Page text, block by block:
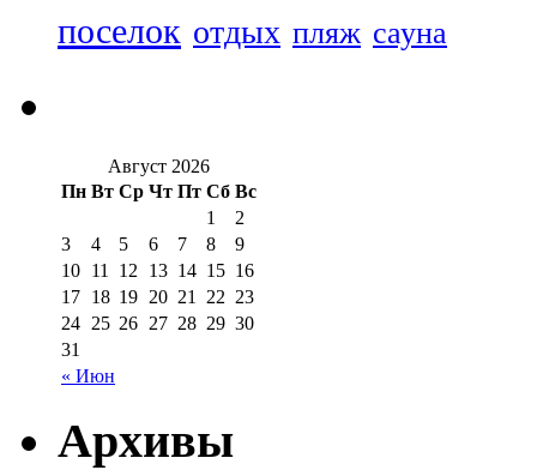
поселок отдых пляж сауна
Август 2026
Пн Вт Ср Чт Пт Сб Вс
« Июн
1
2
3
4 5 6 7 8
9
10 11 12 13 14 15 16
17 18 19 20 21 22 23
24 25 26 27 28 29 30
31
Архивы